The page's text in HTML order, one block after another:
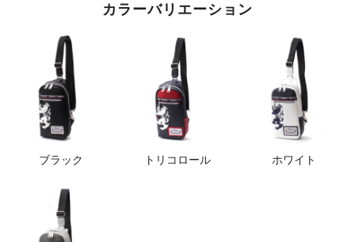
カラーバリエーション
ブラック トリコロール ホワイト